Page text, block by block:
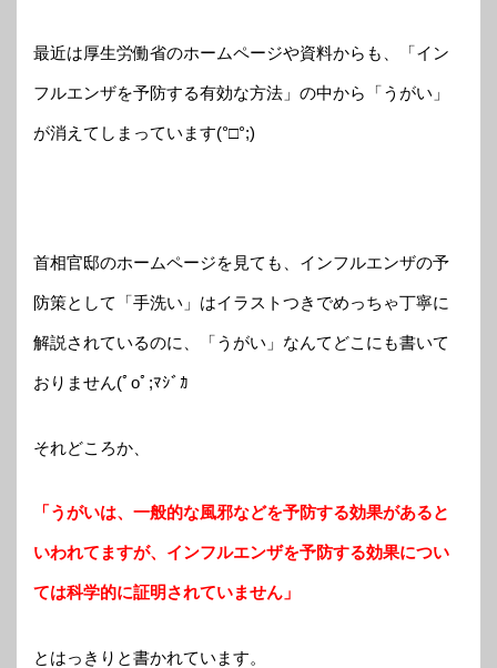
最近は厚生労働省のホームページや資料からも、「イン
フルエンザを予防する有効な方法」の中から「うがい」
が消えてしまっています(°□°;)
首相官邸のホームページを見ても、インフルエンザの予
防策として「手洗い」はイラストつきでめっちゃ丁寧に
解説されているのに、「うがい」なんてどこにも書いて
おりません(ﾟoﾟ;ﾏｼﾞｶ
それどころか、
「うがいは、一般的な風邪などを予防する効果があると
いわれてますが、インフルエンザを予防する効果につい
ては科学的に証明されていません」
とはっきりと書かれています。